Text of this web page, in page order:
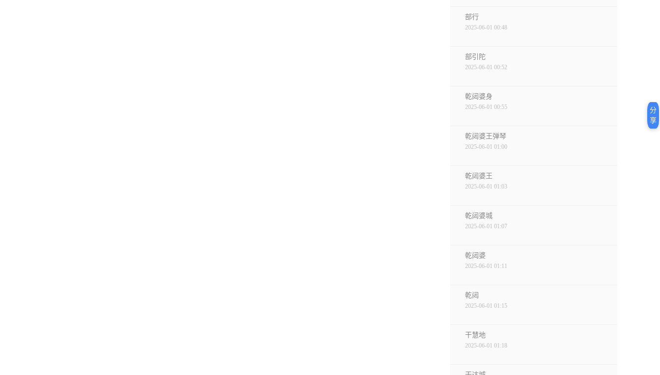
部行
2025-06-01 00:48
部引陀
2025-06-01 00:52
乾闼婆身
2025-06-01 00:55
乾闼婆王弹琴
2025-06-01 01:00
乾闼婆王
2025-06-01 01:03
乾闼婆城
2025-06-01 01:07
乾闼婆
2025-06-01 01:11
乾闼
2025-06-01 01:15
干慧地
2025-06-01 01:18
分
享